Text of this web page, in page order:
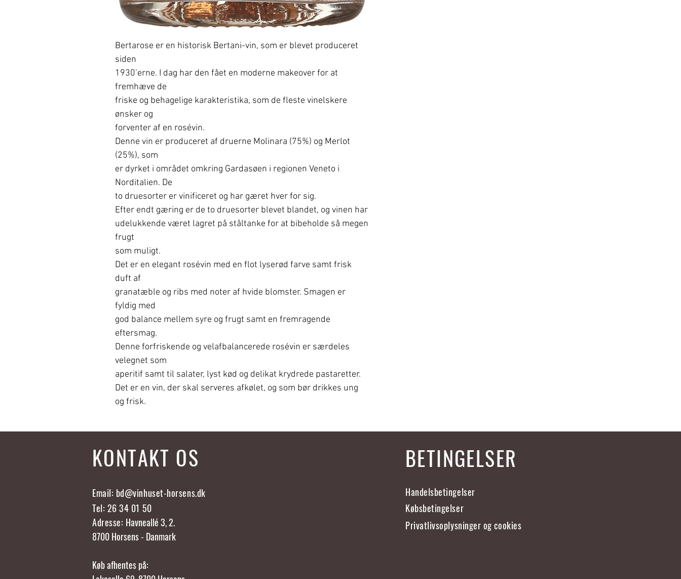
Bertarose er en historisk Bertani-vin, som er blevet produceret
siden
1930’erne. I dag har den fået en moderne makeover for at
fremhæve de
friske og behagelige karakteristika, som de fleste vinelskere
ønsker og
forventer af en rosévin.
Denne vin er produceret af druerne Molinara (75%) og Merlot
(25%), som
er dyrket i området omkring Gardasøen i regionen Veneto i
Norditalien. De
to druesorter er vinificeret og har gæret hver for sig.
Efter endt gæring er de to druesorter blevet blandet, og vinen har
udelukkende været lagret på ståltanke for at bibeholde så megen
frugt
som muligt.
Det er en elegant rosévin med en flot lyserød farve samt frisk
duft af
granatæble og ribs med noter af hvide blomster. Smagen er
fyldig med
god balance mellem syre og frugt samt en fremragende
eftersmag.
Denne forfriskende og velafbalancerede rosévin er særdeles
velegnet som
aperitif samt til salater, lyst kød og delikat krydrede pastaretter.
Det er en vin, der skal serveres afkølet, og som bør drikkes ung
og frisk.
KONTAKT OS
Email: bd@vinhuset-horsens.dk
Tel: 26 34 01 50
Adresse: Havneallé 3, 2.
8700 Horsens - Danmark
Køb afhentes på:
BETINGELSER
Handelsbetingelser
Købsbetingelser
Privatlivsoplysninger og cookies